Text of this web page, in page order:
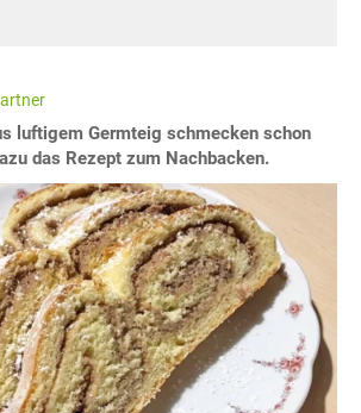
luftigem Germteig schmecken schon
das Rezept zum Nachbacken.